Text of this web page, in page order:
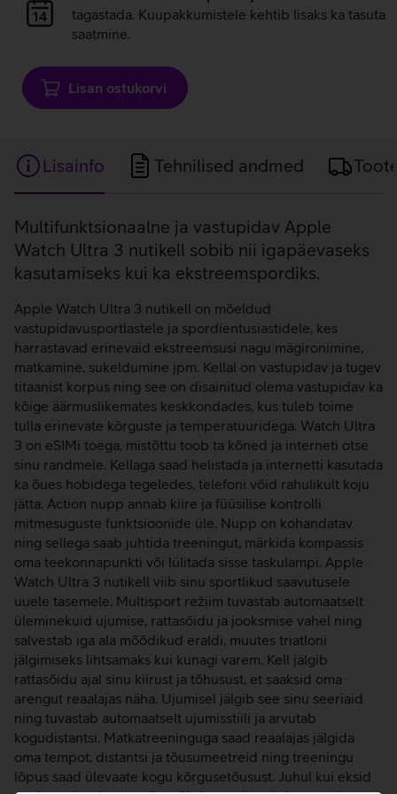
laadiminetagastada. Kuupakkumistele kehtib lisaks ka tasuta
saatmine.
Lisan ostukorvi
Lisainfo Tehnilised andmed
Lisainfo
Multifunktsionaalne ja vastupidav Apple
Watch Ultra 3 nutikell sobib nii igapäevaseks
kasutamiseks kui ka ekstreemspordiks.
Apple Watch Ultra 3 nutikell on mõeldud
vastupidavusportlastele ja spordientusiastidele, kes
harrastavad erinevaid ekstreemsusi nagu mägironimine,
matkamine, sukeldumine jpm. Kellal on vastupidav ja tugev
titaanist korpus ning see on disainitud olema vastupidav ka
kõige äärmuslikemates keskkondades, kus tuleb toime
tulla erinevate kõrguste ja temperatuuridega. Watch Ultra
3 on eSIMi toega, mistõttu toob ta kõned ja interneti otse
sinu randmele. Kellaga saad helistada ja internetti kasutada
ka õues hobidega tegeledes, telefoni võid rahulikult koju
jätta. Action nupp annab kiire ja füüsilise kontrolli
mitmesuguste funktsioonide üle. Nupp on kohandatav
ning sellega saab juhtida treeningut, märkida kompassis
oma teekonnapunkti või lülitada sisse taskulampi. Apple
Watch Ultra 3 nutikell viib sinu sportlikud saavutusele
uuele tasemele. Multisport režiim tuvastab automaatselt
üleminekuid ujumise, rattasõidu ja jooksmise vahel ning
salvestab iga ala mõõdikud eraldi, muutes triatloni
jälgimiseks lihtsamaks kui kunagi varem. Kell jälgib
rattasõidu ajal sinu kiirust ja tõhusust, et saaksid oma
arengut reaalajas näha. Ujumisel jälgib see sinu seeriaid
ning tuvastab automaatselt ujumisstiili ja arvutab
kogudistantsi. Matkatreeninguga saad reaalajas jälgida
oma tempot, distantsi ja tõusumeetreid ning treeningu
lõpus saad ülevaate kogu kõrgusetõusust. Juhul kui eksid